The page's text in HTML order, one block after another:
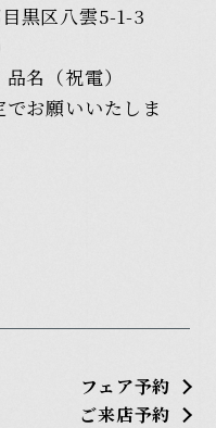
黒区八雲5-1-3
名（祝電）
お願いいたしま
フェア予約
ご来店予約